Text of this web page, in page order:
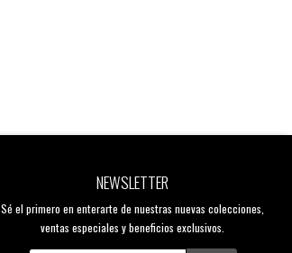
NEWSLETTER
Sé el primero en enterarte de nuestras nuevas colecciones,
ventas especiales y beneficios exclusivos.